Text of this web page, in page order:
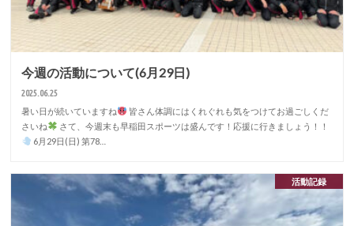
今週の活動について(6月29日)
2025.06.25
暑い日が続いていますね
皆さん体調にはくれぐれも気をつけてお過ごしくだ
さいね
さて、今週末も早稲田スポーツは盛んです！応援に行きましょう！！
6月29日(日) 第78…
活動記録